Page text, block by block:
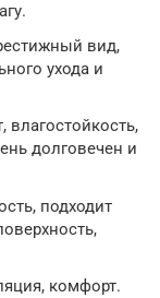
вид,
ухода и
долговечен и
подходит
комфорт.